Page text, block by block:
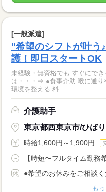
[一般派遣]
"希望のシフトが叶う
護！即日スタートOK
未経験・無資格でも すぐにできるお
は・・・⇒ ●食事介助 喉に通りやすい工夫をするなど 食事しやすい
環境を整える 料...
介護助手
東京都西東京市/ひば
時給1,600円～1,900円
【時短〜フルタイム勤務
●希望のお休みをご相談く
も